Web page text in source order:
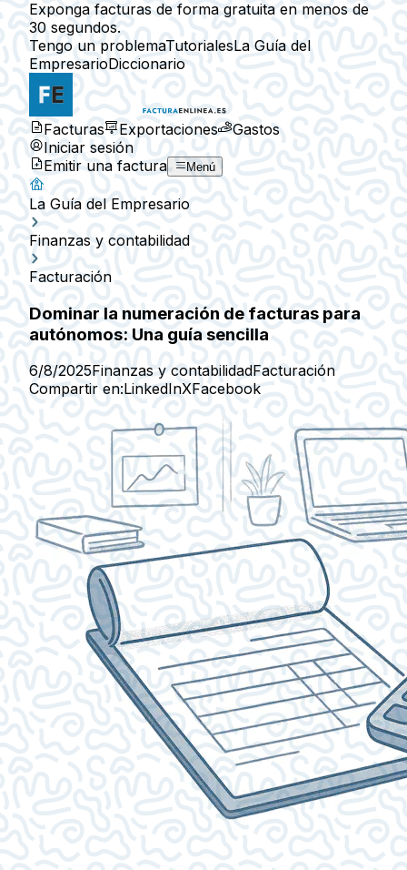
Exponga facturas de forma gratuita en menos de
30 segundos.
Tengo un problemaTutorialesLa Guía del
EmpresarioDiccionario
Facturas Exportaciones
Gastos
Iniciar sesión
Emitir una factura
Menú
La Guía del Empresario
Finanzas y contabilidad
Facturación
Dominar la numeración de facturas para
autónomos: Una guía sencilla
6/8/2025Finanzas y contabilidadFacturación
Compartir en:LinkedInXFacebook